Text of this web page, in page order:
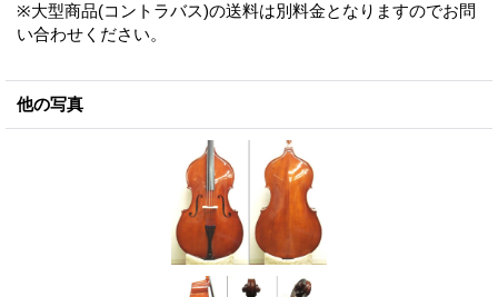
※大型商品(コントラバス)の送料は別料金となりますのでお問
い合わせください。
他の写真